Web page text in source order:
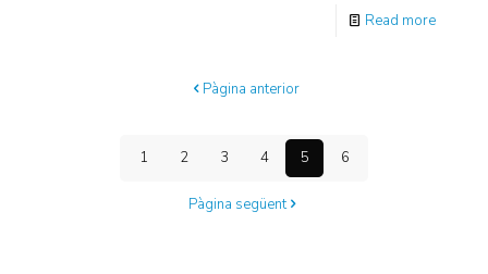
Read more
Pàgina anterior
1 2 3 4 5 6
Pàgina següent